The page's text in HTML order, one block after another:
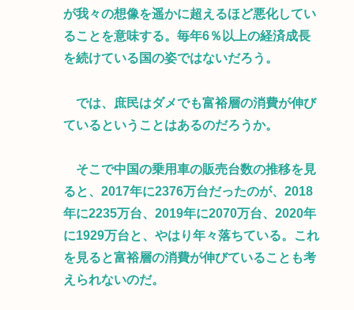
が我々の想像を遥かに超えるほど悪化してい
ることを意味する。毎年6％以上の経済成長
を続けている国の姿ではないだろう。
では、庶民はダメでも富裕層の消費が伸び
ているということはあるのだろうか。
そこで中国の乗用車の販売台数の推移を見
ると、2017年に2376万台だったのが、2018
年に2235万台、2019年に2070万台、2020年
に1929万台と、やはり年々落ちている。これ
を見ると富裕層の消費が伸びていることも考
えられないのだ。